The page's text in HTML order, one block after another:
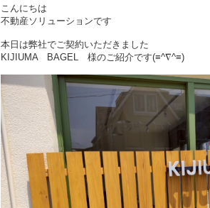
こんにちは
不動産ソリューションです
本日は弊社でご契約いただきました
KIJIUMA BAGEL 様のご紹介です(≡^∇^≡)